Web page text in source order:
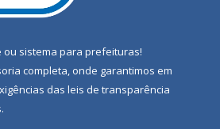
ou sistema para prefeituras!
completa, onde garantimos em
das leis de transparência